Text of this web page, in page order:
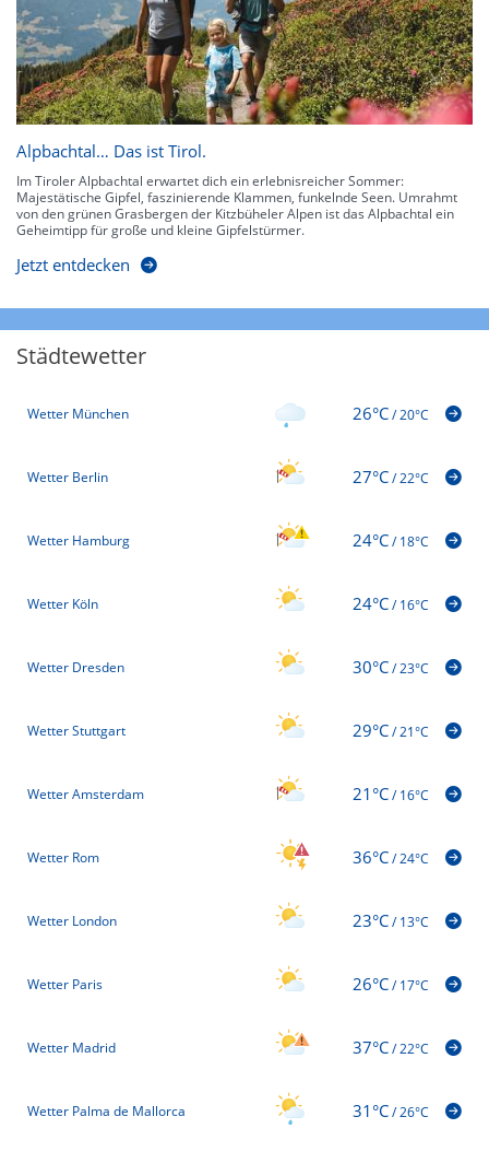
Alpbachtal… Das ist Tirol.
Im Tiroler Alpbachtal erwartet dich ein erlebnisreicher Sommer:
Majestätische Gipfel, faszinierende Klammen, funkelnde Seen. Umrahmt
von den grünen Grasbergen der Kitzbüheler Alpen ist das Alpbachtal ein
Geheimtipp für große und kleine Gipfelstürmer.
Jetzt entdecken
Städtewetter
Wetter München 26°C/20°C
Wetter Berlin 27°C/22°C
Wetter Hamburg 24°C/18°C
Wetter Köln 24°C/16°C
Wetter Dresden 30°C/23°C
Wetter Stuttgart 29°C/21°C
Wetter Amsterdam 21°C/16°C
Wetter Rom 36°C/24°C
Wetter London 23°C/13°C
Wetter Paris 26°C/17°C
Wetter Madrid 37°C/22°C
Wetter Palma de Mallorca 31°C/26°C